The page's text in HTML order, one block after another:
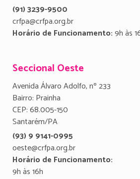
(91) 3239-9500
crfpa@crfpa.org.br
Horário de Funcionamento:9h às
Seccional Oeste
Avenida Álvaro Adolfo, nº 233
Bairro: Prainha
CEP: 68.005-150
Santarém/PA
(93) 9 9141-0995
oeste@crfpa.org.br
Horário de Funcionamento:
9h às 16h